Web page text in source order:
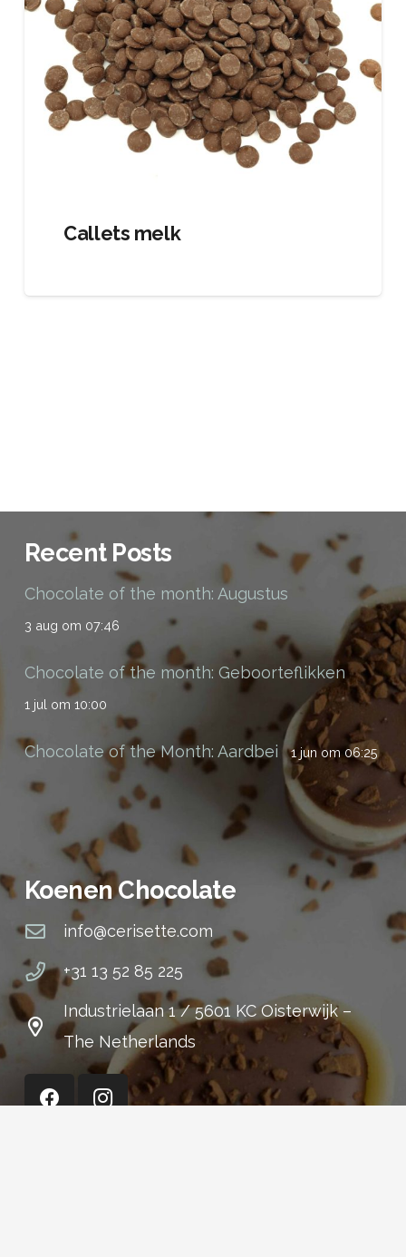
Callets melk
Recent Posts
Chocolate of the month: Augustus
3 aug om 07:46
Chocolate of the month: Geboorteflikken
1 jul om 10:00
Chocolate of the Month: Aardbei 1 jun om 06:25
Koenen Chocolate
info@cerisette.com
+31 13 52 85 225
Industrielaan 1 / 5601 KC Oisterwijk –
The Netherlands